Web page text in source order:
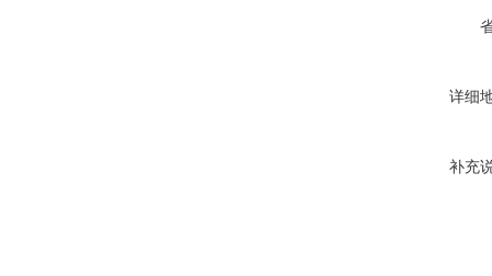
详细
补充